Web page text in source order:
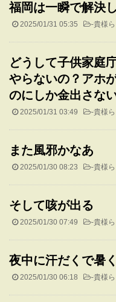
福岡は一瞬で解決
2025/01/31 05:35 -貴様
どうして子供家庭
やらないの？アホ
のにしか金出さな
2025/01/31 03:49 -貴様
また風邪かなあ
2025/01/30 08:23 -貴様
そして咳が出る
2025/01/30 07:49 -貴様
夜中に汗だくで暑
2025/01/30 06:18 -貴様